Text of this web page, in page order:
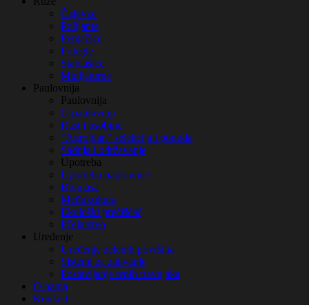
Čajevke
Polijante
Penjačice
Polegle
Stablašice
Minijaturne
Paulovnija
Paulovnija
O paulovniji
Rast i osobine
"Agroplan" selekcija i ponuda
Sadnja i održavanje
Upotreba
Upotreba paulovnije
Biomasa
Međukultura
Ekološki prečišćač
Pčelarstvo
Uređenje
Uređenje zelenih površina
Sistemi za zalivanje
Postavljanje tepih travnjaka
O nama
Kontakt